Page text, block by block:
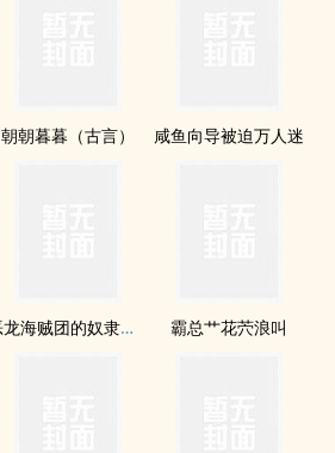
朝朝暮暮（古言） 咸鱼向导被迫万人迷
恶龙海贼团的奴隶［海贼同人］ 霸总艹花茓浪叫